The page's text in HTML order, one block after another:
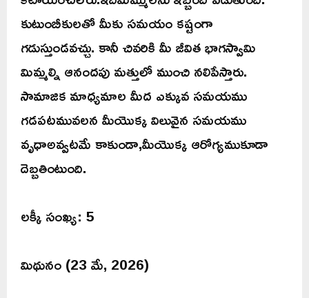
కుటుంబీకులతో మీకు సమయం కష్టంగా
గడుస్తుండవచ్చు. కానీ చివరికి మీ జీవిత భాగస్వామి
మిమ్మల్ని ఆనందపు మత్తులో ముంచి నలిపేస్తారు.
సామాజిక మాధ్యమాల మీద ఎక్కువ సమయము
గడపటమువలన మీయొక్క విలువైన సమయము
వృధాఅవ్వటమే కాకుండా,మీయొక్క ఆరోగ్యముకూడా
దెబ్బతింటుంది.
లక్కీ సంఖ్య: 5
మిథునం (23 మే, 2026)